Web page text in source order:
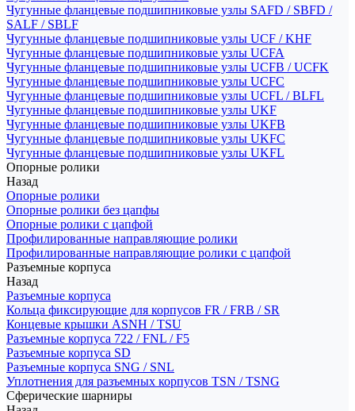
Чугунные фланцевые подшипниковые узлы SAFD / SBFD /
SALF / SBLF
Чугунные фланцевые подшипниковые узлы UCF / KHF
Чугунные фланцевые подшипниковые узлы UCFA
Чугунные фланцевые подшипниковые узлы UCFB / UCFK
Чугунные фланцевые подшипниковые узлы UCFC
Чугунные фланцевые подшипниковые узлы UCFL / BLFL
Чугунные фланцевые подшипниковые узлы UKF
Чугунные фланцевые подшипниковые узлы UKFB
Чугунные фланцевые подшипниковые узлы UKFC
Чугунные фланцевые подшипниковые узлы UKFL
Опорные ролики
Назад
Опорные ролики
Опорные ролики без цапфы
Опорные ролики с цапфой
Профилированные направляющие ролики
Профилированные направляющие ролики с цапфой
Разъемные корпуса
Назад
Разъемные корпуса
Кольца фиксирующие для корпусов FR / FRB / SR
Концевые крышки ASNH / TSU
Разъемные корпуса 722 / FNL / F5
Разъемные корпуса SD
Разъемные корпуса SNG / SNL
Уплотнения для разъемных корпусов TSN / TSNG
Сферические шарниры